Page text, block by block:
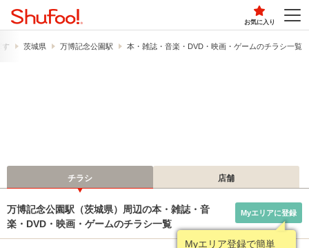
お気に入り
す 茨城県 万博記念公園駅 本・雑誌・音楽・DVD・映画・ゲームのチラシ一覧
チラシ 店舗
万博記念公園駅（茨城県）周辺の本・雑誌・音
楽・DVD・映画・ゲームのチラシ一覧
Myエリア登録で簡単
Myエリアに登録